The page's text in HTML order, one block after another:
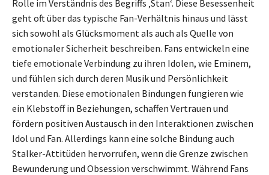
Rolle im Verständnis des Begriffs ‚Stan‘. Diese Besessenheit
geht oft über das typische Fan-Verhältnis hinaus und lässt
sich sowohl als Glücksmoment als auch als Quelle von
emotionaler Sicherheit beschreiben. Fans entwickeln eine
tiefe emotionale Verbindung zu ihren Idolen, wie Eminem,
und fühlen sich durch deren Musik und Persönlichkeit
verstanden. Diese emotionalen Bindungen fungieren wie
ein Klebstoff in Beziehungen, schaffen Vertrauen und
fördern positiven Austausch in den Interaktionen zwischen
Idol und Fan. Allerdings kann eine solche Bindung auch
Stalker-Attitüden hervorrufen, wenn die Grenze zwischen
Bewunderung und Obsession verschwimmt. Während Fans